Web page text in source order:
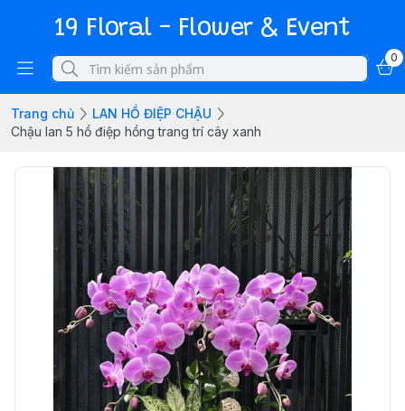
19 Floral - Flower & Event
0
Trang chủ
LAN HỒ ĐIỆP CHẬU
Chậu lan 5 hồ điệp hồng trang trí cây xanh